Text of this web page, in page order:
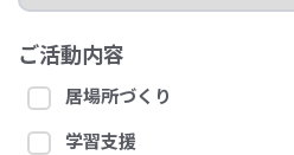
ご活動内容
居場所づくり
学習支援